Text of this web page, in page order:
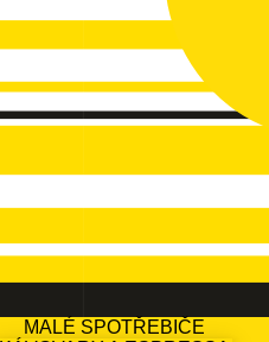
MALÉ SPOTŘEBIČE